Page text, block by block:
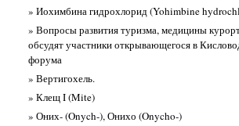
» Иохимбина гидрохлорид (Yohimbine
» Вопросы развития туризма, медицины
обсудят участники открывающегося в
форума
» Вертигохель.
» Клещ I (Mite)
» Оних- (Onych-), Онихо (Onycho-)